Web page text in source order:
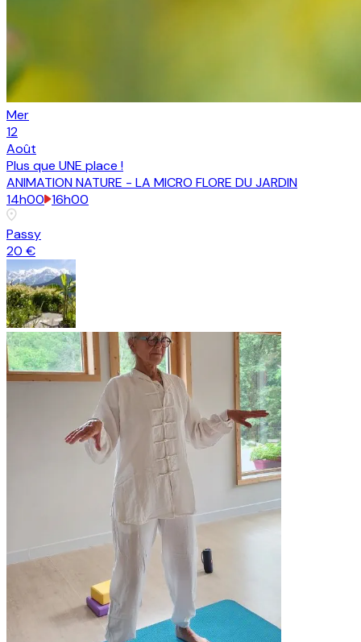
Mer
12
Août
Plus que UNE place !
ANIMATION NATURE - LA MICRO FLORE DU JARDIN
14h00 16h00
Passy
20 €